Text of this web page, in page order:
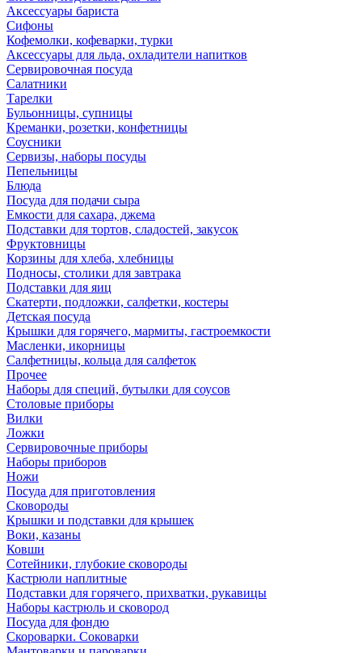
Аксессуары бариста
Сифоны
Кофемолки, кофеварки, турки
Аксессуары для льда, охладители напитков
Сервировочная посуда
Салатники
Тарелки
Бульонницы, супницы
Креманки, розетки, конфетницы
Соусники
Сервизы, наборы посуды
Пепельницы
Блюда
Посуда для подачи сыра
Емкости для сахара, джема
Подставки для тортов, сладостей, закусок
Фруктовницы
Корзины для хлеба, хлебницы
Подносы, столики для завтрака
Подставки для яиц
Скатерти, подложки, салфетки, костеры
Детская посуда
Крышки для горячего, мармиты, гастроемкости
Масленки, икорницы
Салфетницы, кольца для салфеток
Прочее
Наборы для специй, бутылки для соусов
Столовые приборы
Вилки
Ложки
Сервировочные приборы
Наборы приборов
Ножи
Посуда для приготовления
Сковороды
Крышки и подставки для крышек
Воки, казаны
Ковши
Сотейники, глубокие сковороды
Кастрюли наплитные
Подставки для горячего, прихватки, рукавицы
Наборы кастрюль и сковород
Посуда для фондю
Скороварки. Соковарки